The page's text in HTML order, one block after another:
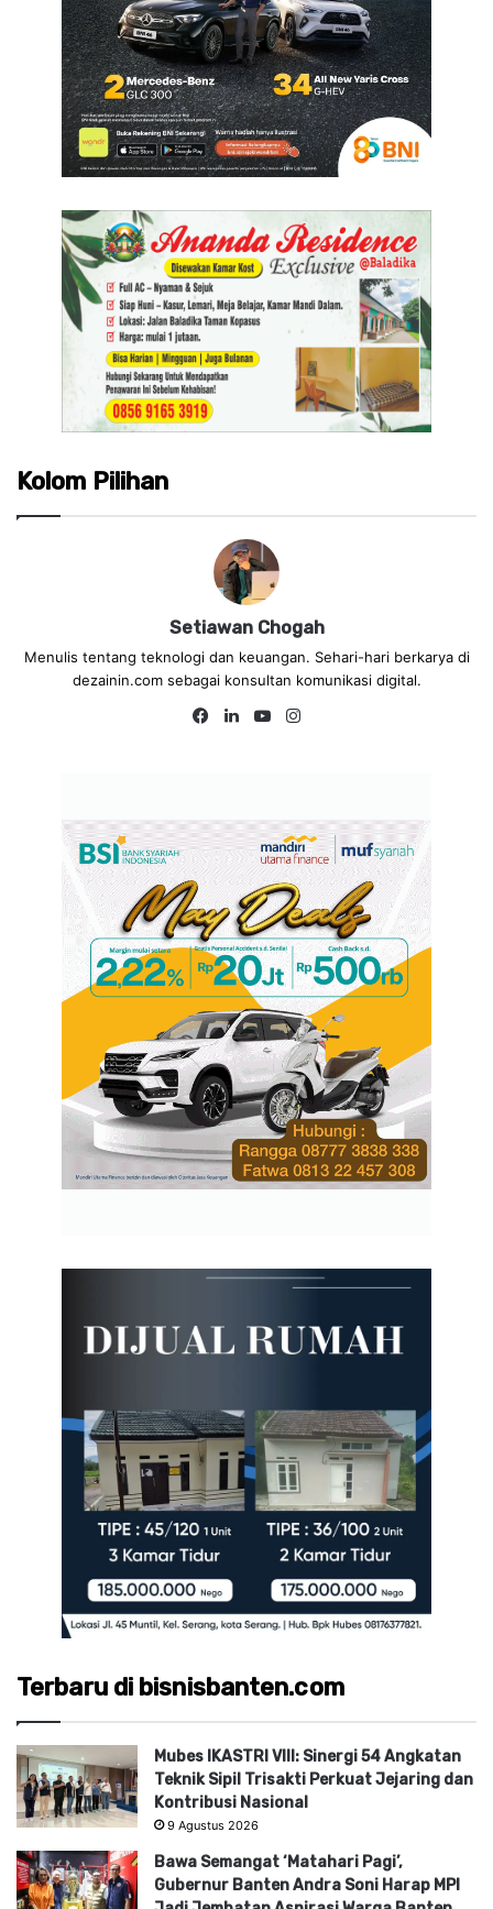
Kolom Pilihan
Setiawan Chogah
Menulis tentang teknologi dan keuangan. Sehari-hari berkarya di
dezainin.com sebagai konsultan komunikasi digital.
Fa
Lin
Yo
Terbaru di bisnisbanten.com
Mubes IKASTRI VIII: Sinergi 54 Angkatan
Teknik Sipil Trisakti Perkuat Jejaring dan
Kontribusi Nasional
9 Agustus 2026
Bawa Semangat ‘Matahari Pagi’,
Gubernur Banten Andra Soni Harap MPI